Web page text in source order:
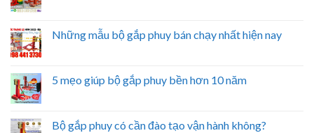
Những mẫu bộ gắp phuy bán chạy nhất hiện nay
5 mẹo giúp bộ gắp phuy bền hơn 10 năm
Bộ gắp phuy có cần đào tạo vận hành không?